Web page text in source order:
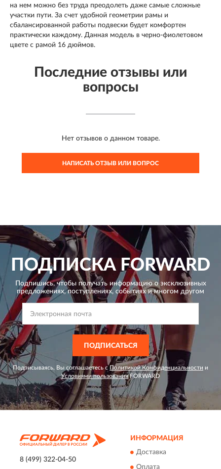
на нем можно без труда преодолеть даже самые сложные
участки пути. За счет удобной геометрии рамы и
сбалансированной работы подвески будет комфортен
практически каждому. Данная модель в черно-фиолетовом
цвете с рамой 16 дюймов.
Последние отзывы или
вопросы
Нет отзывов о данном товаре.
НАПИСАТЬ ОТЗЫВ ИЛИ ВОПРОС
ПОДПИСКАFORWARD
Подпишись, чтобы получать информацию о эксклюзивных
предложениях,поступлениях, событиях и многом другом
ПОДПИСАТЬСЯ
Подписываясь, Вы соглашаетесь с Политикой Конфиденциальности и
Условиями пользованияFORWARD
8 (499) 322-04-50
ИНФОРМАЦИЯ
Доставка
Оплата